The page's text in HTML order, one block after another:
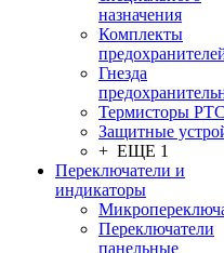
назначения
Комплекты
Гнезда
Термисторы PTC
Защитные
+ ЕЩЕ 1
Переключатели и
индикаторы
Переключатели
панельные